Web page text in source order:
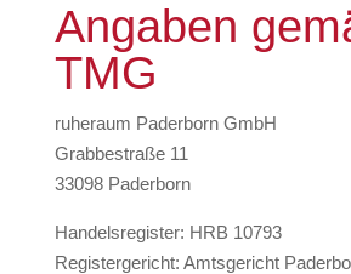
Angaben
TMG
ruheraum Paderborn GmbH
Grabbestraße 11
33098 Paderborn
Handelsregister: HRB 10793
Registergericht: Amtsgericht